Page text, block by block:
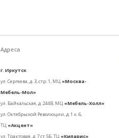
Адреса
г. Иркутск
ул. Сергеева, д. 3, стр. 1, МЦ «Москва-
Мебель-Мол»
ул. Байкальская, д. 244В, МЦ «Мебель-Холл»
ул. Октябрьской Революции, д. 1 к .6,
ТЦ «Акцент»
ул. Трактовая, д. 7 ст.5Б,ТЦ «Кипарис»